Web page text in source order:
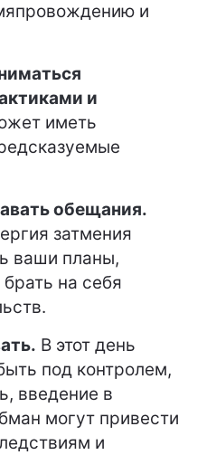
и
и
иметь
обещания.
затмения
ваши планы,
на себя
В этот день
под контролем,
введение в
могут привести
и